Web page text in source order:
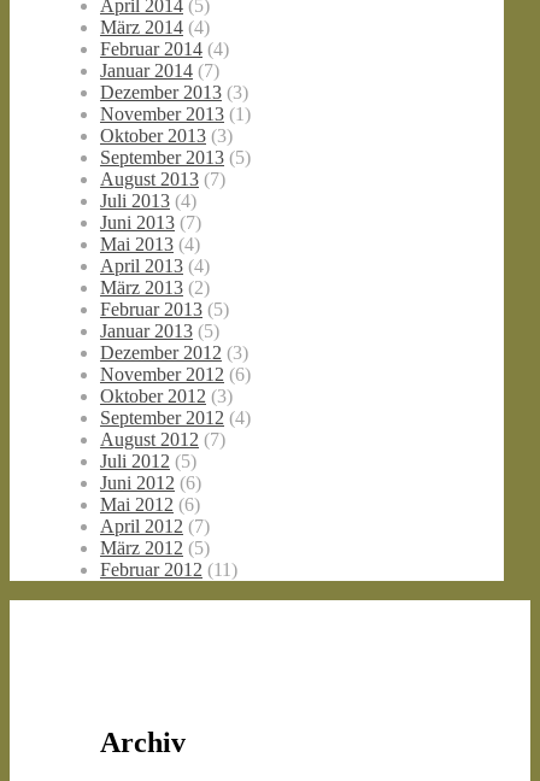
April 2014 (5)
März 2014 (4)
Februar 2014 (4)
Januar 2014 (7)
Dezember 2013 (3)
November 2013 (1)
Oktober 2013 (3)
September 2013 (5)
August 2013 (7)
Juli 2013 (4)
Juni 2013 (7)
Mai 2013 (4)
April 2013 (4)
März 2013 (2)
Februar 2013 (5)
Januar 2013 (5)
Dezember 2012 (3)
November 2012 (6)
Oktober 2012 (3)
September 2012 (4)
August 2012 (7)
Juli 2012 (5)
Juni 2012 (6)
Mai 2012 (6)
April 2012 (7)
März 2012 (5)
Februar 2012 (11)
Archiv